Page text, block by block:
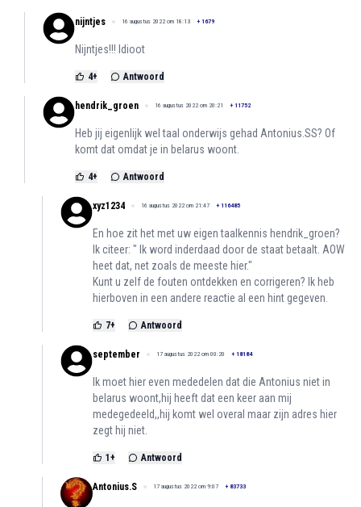
nijntjes 16 augustus 2022 om 18:13 + 1679
Nijntjes!!! Idioot
4+ Antwoord
hendrik_groen 16 augustus 2022 om 20:21 + 11752
Heb jij eigenlijk wel taal onderwijs gehad Antonius.SS? Of
komt dat omdat je in belarus woont.
4+ Antwoord
xyz1234 16 augustus 2022 om 21:47 + 116485
En hoe zit het met uw eigen taalkennis hendrik_groen?
Ik citeer: " Ik word inderdaad door de staat betaalt. AOW
heet dat, net zoals de meeste hier."
Kunt u zelf de fouten ontdekken en corrigeren? Ik heb
hierboven in een andere reactie al een hint gegeven.
7+ Antwoord
september 17 augustus 2022 om 00:20 + 18184
Ik moet hier even mededelen dat die Antonius niet in
belarus woont,hij heeft dat een keer aan mij
medegedeeld,,hij komt wel overal maar zijn adres hier
zegt hij niet.
1 + Antwoord
Antonius.S 17 augustus 2022 om 9:07 + 83733